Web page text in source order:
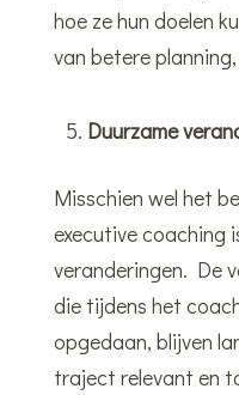
hoe ze hun doelen
van betere
Duurzame
Misschien wel het
executive coaching
veranderingen. De
die tijdens het
opgedaan, blijven
traject relevant en